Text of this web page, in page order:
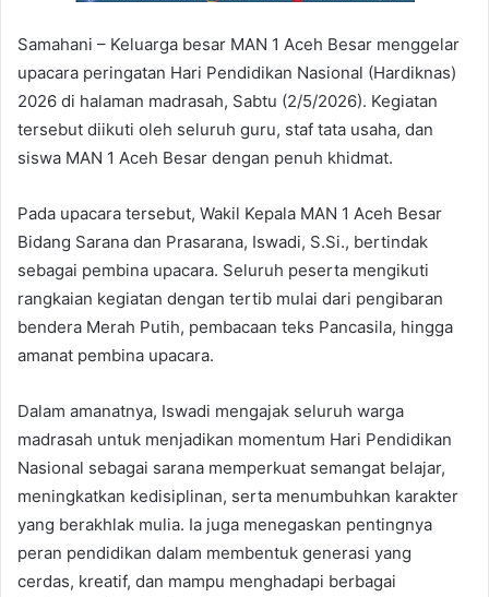
Samahani – Keluarga besar MAN 1 Aceh Besar menggelar
upacara peringatan Hari Pendidikan Nasional (Hardiknas)
2026 di halaman madrasah, Sabtu (2/5/2026). Kegiatan
tersebut diikuti oleh seluruh guru, staf tata usaha, dan
siswa MAN 1 Aceh Besar dengan penuh khidmat.
Pada upacara tersebut, Wakil Kepala MAN 1 Aceh Besar
Bidang Sarana dan Prasarana, Iswadi, S.Si., bertindak
sebagai pembina upacara. Seluruh peserta mengikuti
rangkaian kegiatan dengan tertib mulai dari pengibaran
bendera Merah Putih, pembacaan teks Pancasila, hingga
amanat pembina upacara.
Dalam amanatnya, Iswadi mengajak seluruh warga
madrasah untuk menjadikan momentum Hari Pendidikan
Nasional sebagai sarana memperkuat semangat belajar,
meningkatkan kedisiplinan, serta menumbuhkan karakter
yang berakhlak mulia. Ia juga menegaskan pentingnya
peran pendidikan dalam membentuk generasi yang
cerdas, kreatif, dan mampu menghadapi berbagai